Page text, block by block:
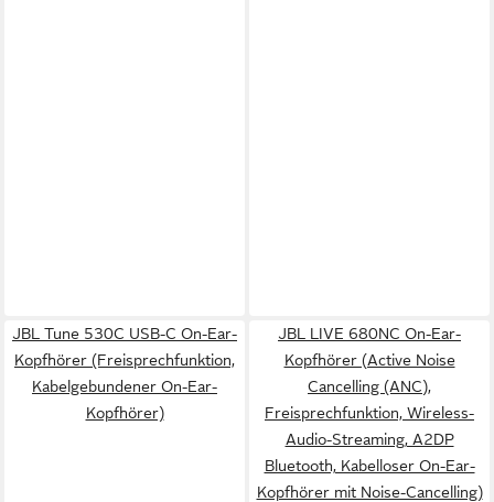
JBL Tune 530C USB-C On-Ear-
Kopfhörer (Freisprechfunktion,
Kabelgebundener On-Ear-
Kopfhörer)
JBL LIVE 680NC On-Ear-
Kopfhörer (Active Noise
Cancelling (ANC),
Freisprechfunktion, Wireless-
Audio-Streaming, A2DP
Bluetooth, Kabelloser On-Ear-
Kopfhörer mit Noise-Cancelling)